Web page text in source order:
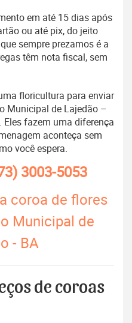
em até 15 dias após
ou até pix, do jeito
sempre prezamos é a
têm nota fiscal, sem
floricultura para enviar
Municipal de Lajedão –
Eles fazem uma diferença
aconteça sem
você espera.
3003-5053
coroa de flores
Municipal de
- BA
de coroas